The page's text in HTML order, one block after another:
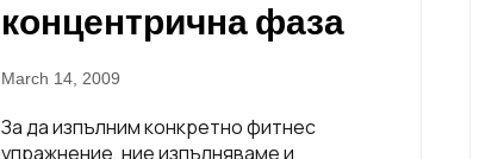
концентрична фаза
March 14, 2009
За да изпълним конкретно фитнес
упражнение, ние изпълняваме и